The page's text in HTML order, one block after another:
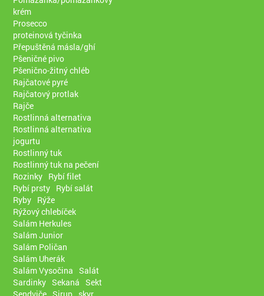
krém
Prosecco
proteinová tyčinka
Přepuštěná másla/ghí
Pšeničné pivo
Pšenično-žitný chléb
Rajčatové pyré
Rajčatový protlak
Rajče
Rostlinná alternativa
Rostlinná alternativa
jogurtu
Rostlinný tuk
Rostlinný tuk na pečení
Rozinky Rybí filet
Rybí prsty Rybí salát
Ryby Rýže
Rýžový chlebíček
Salám Herkules
Salám Junior
Salám Poličan
Salám Uherák
Salám Vysočina Salát
Sardinky Sekaná Sekt
Sendviče Sirup skyr